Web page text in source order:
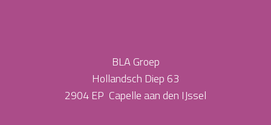
BLA Groep
Hollandsch Diep 63
2904 EP Capelle aan den IJssel